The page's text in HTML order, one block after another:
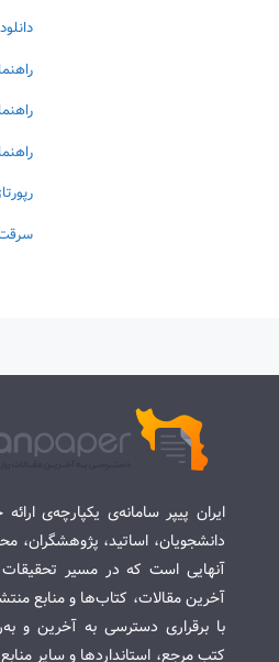
ایران پیپر سامانه‌ی یکپارچه‌ی
دانشجویان، اساتید، پژوهشگران،
آنهایی است که در مسیر
آخرین مقالات، کتاب‌ها و منابع
با برقراری دسترسی به آخرین و
کتب مرجع، استانداردها و سایر